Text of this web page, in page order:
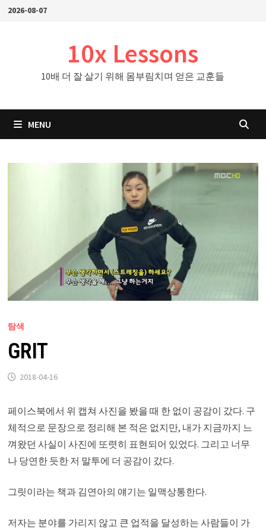
Skip2026-08-07
10x Lessons
10배 더 잘 살기 위해 몸부림치며 얻은 교훈들
MENU
탐색
GRIT
2018-04-16
페이스북에서 위 캡쳐 사진을 봤을 때 한 없이 공감이 갔다. 구
체적으로 문장으로 정리해 본 적은 없지만, 내가 지금까지 느
껴왔던 사실이 사진에 또렷히 표현되어 있었다. 그리고 너무
나 당연한 듯한 저 말투에 더 공감이 갔다.
그릿이라는 책과 김연아의 얘기는 일맥상통한다.
저자는 분야를 가리지 않고 큰 업적을 달성하는 사람들이 가